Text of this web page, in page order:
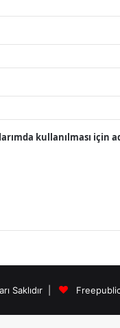
kullanılması için
Saklıdır |